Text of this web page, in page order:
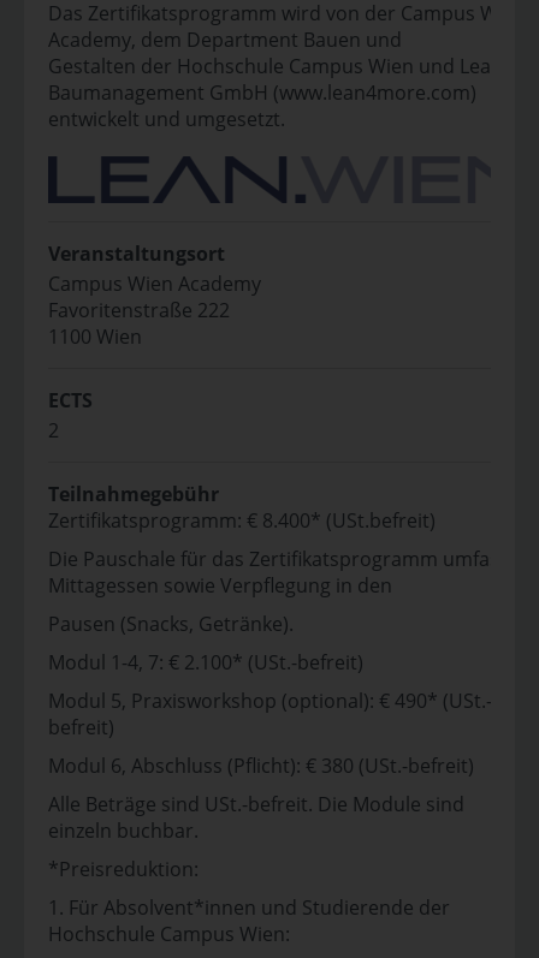
Das Zertifikatsprogramm wird von der Campus Wien
Academy, dem Department Bauen und
Gestalten der Hochschule Campus Wien und Lean
Baumanagement GmbH (www.lean4more.com)
entwickelt und umgesetzt.
Veranstaltungsort
Campus Wien Academy
Favoritenstraße 222
1100 Wien
ECTS
2
Teilnahmegebühr
Zertifikatsprogramm: € 8.400* (USt.befreit)
Die Pauschale für das Zertifikatsprogramm umfasst
Mittagessen sowie Verpflegung in den
Pausen (Snacks, Getränke).
Modul 1-4, 7: € 2.100* (USt.-befreit)
Modul 5, Praxisworkshop (optional): € 490* (USt.-
befreit)
Modul 6, Abschluss (Pflicht): € 380 (USt.-befreit)
Alle Beträge sind USt.-befreit. Die Module sind
einzeln buchbar.
*Preisreduktion:
1. Für Absolvent*innen und Studierende der
Hochschule Campus Wien: